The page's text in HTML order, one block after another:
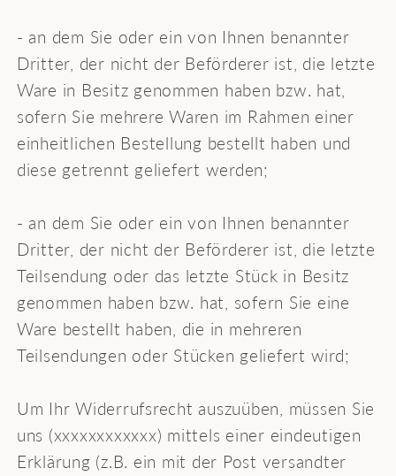
- an dem Sie oder ein von Ihnen benannter
Dritter, der nicht der Beförderer ist, die letzte
Ware in Besitz genommen haben bzw. hat,
sofern Sie mehrere Waren im Rahmen einer
einheitlichen Bestellung bestellt haben und
diese getrennt geliefert werden;
- an dem Sie oder ein von Ihnen benannter
Dritter, der nicht der Beförderer ist, die letzte
Teilsendung oder das letzte Stück in Besitz
genommen haben bzw. hat, sofern Sie eine
Ware bestellt haben, die in mehreren
Teilsendungen oder Stücken geliefert wird;
Um Ihr Widerrufsrecht auszuüben, müssen Sie
uns (xxxxxxxxxxxx) mittels einer eindeutigen
Erklärung (z.B. ein mit der Post versandter